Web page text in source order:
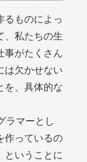
るものによっ
、私たちの生
事がたくさん
は欠かせない
を、具体的な
ラマーとし
作っているの
ということに